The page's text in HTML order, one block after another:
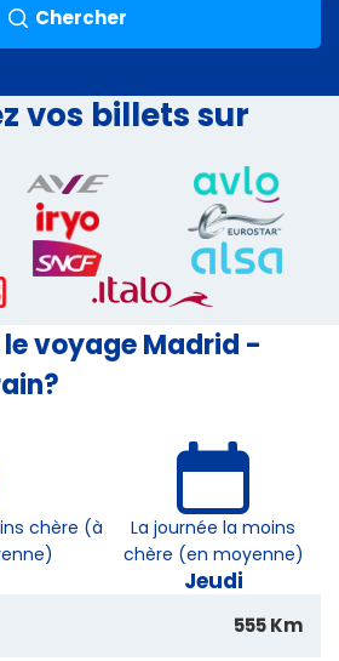
Chercher
vos billets sur
voyage Madrid -
chère (à
La journée la moins
chère (en moyenne)
Jeudi
555 Km